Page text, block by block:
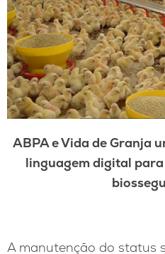
ABPA e Vida de Granja
linguagem digital
A manutenção do status